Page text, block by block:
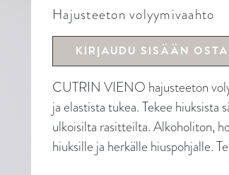
Hajusteeton volyymivaahto
KIRJAUDU SISÄÄN
CUTRIN VIENO hajusteeton
ja elastista tukea. Tekee hiuksista
ulkoisilta rasitteilta. Alkoholiton,
hiuksille ja herkälle hiuspohjalle.